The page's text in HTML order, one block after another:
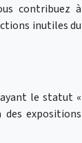
contribuez à
inutiles du
le statut «
expositions